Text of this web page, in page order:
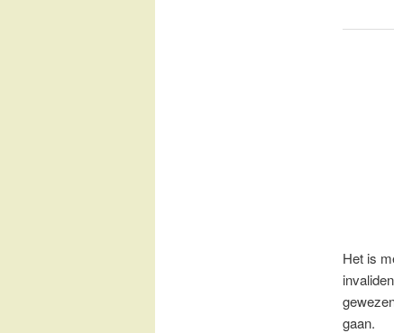
Het is
gaan.